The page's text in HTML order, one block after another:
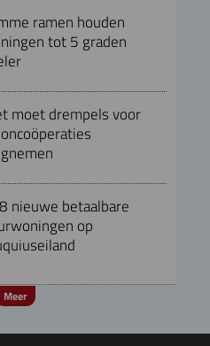
ramen houden
tot 5 graden
moet drempels voor
nieuwe betaalbare
op
Meer